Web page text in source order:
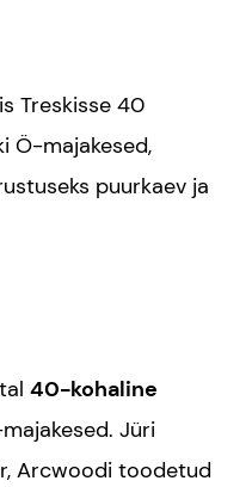
Treskisse 40
Ö-majakesed,
puurkaev ja
40-kohaline
Jüri
Arcwoodi toodetud